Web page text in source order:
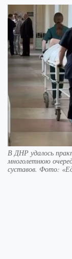
В ДНР удалось
многолетнюю
суставов. Фото: